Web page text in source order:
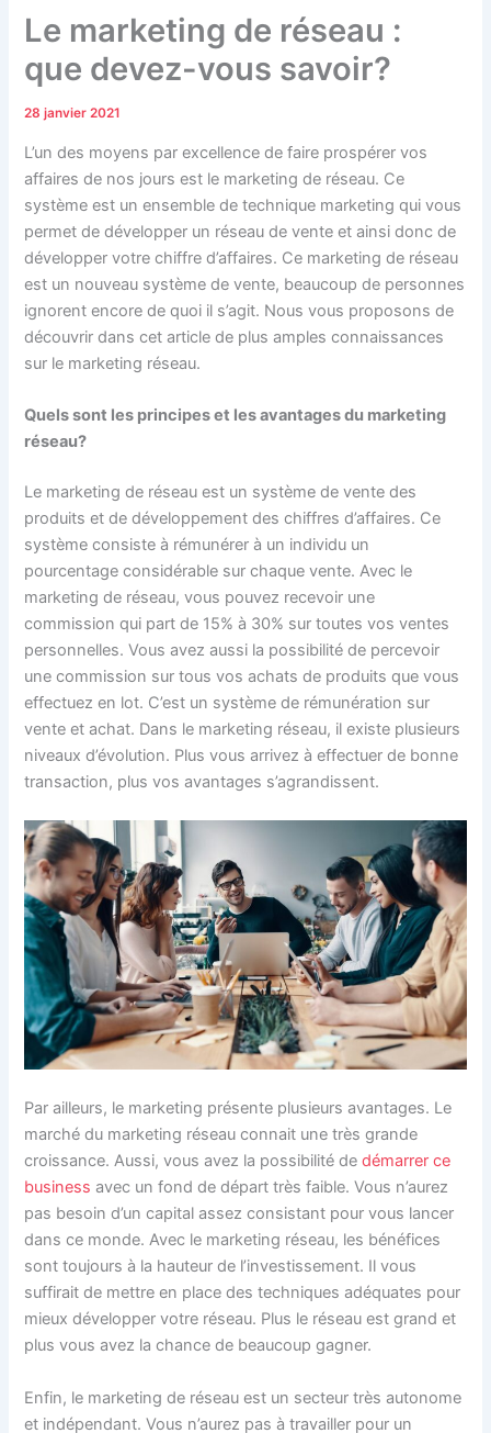
Le marketing de réseau :
que devez-vous savoir?
28 janvier 2021
L’un des moyens par excellence de faire prospérer vos
affaires de nos jours est le marketing de réseau. Ce
système est un ensemble de technique marketing qui vous
permet de développer un réseau de vente et ainsi donc de
développer votre chiffre d’affaires. Ce marketing de réseau
est un nouveau système de vente, beaucoup de personnes
ignorent encore de quoi il s’agit. Nous vous proposons de
découvrir dans cet article de plus amples connaissances
sur le marketing réseau.
Quels sont les principes et les avantages du marketing
réseau?
Le marketing de réseau est un système de vente des
produits et de développement des chiffres d’affaires. Ce
système consiste à rémunérer à un individu un
pourcentage considérable sur chaque vente. Avec le
marketing de réseau, vous pouvez recevoir une
commission qui part de 15% à 30% sur toutes vos ventes
personnelles. Vous avez aussi la possibilité de percevoir
une commission sur tous vos achats de produits que vous
effectuez en lot. C’est un système de rémunération sur
vente et achat. Dans le marketing réseau, il existe plusieurs
niveaux d’évolution. Plus vous arrivez à effectuer de bonne
transaction, plus vos avantages s’agrandissent.
Par ailleurs, le marketing présente plusieurs avantages. Le
marché du marketing réseau connait une très grande
croissance. Aussi, vous avez la possibilité dedémarrer ce
business avec un fond de départ très faible. Vous n’aurez
pas besoin d’un capital assez consistant pour vous lancer
dans ce monde. Avec le marketing réseau, les bénéfices
sont toujours à la hauteur de l’investissement. Il vous
suffirait de mettre en place des techniques adéquates pour
mieux développer votre réseau. Plus le réseau est grand et
plus vous avez la chance de beaucoup gagner.
Enfin, le marketing de réseau est un secteur très autonome
et indépendant. Vous n’aurez pas à travailler pour un